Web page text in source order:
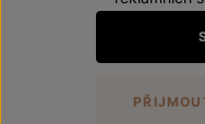
Zákaz prodeje